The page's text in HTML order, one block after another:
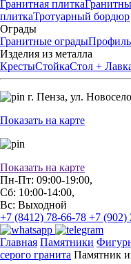
Гранитная плитка
плиткаТротуарный бордюр
Ограды
Гранитные ограды
Изделия из металла
КрестыСтойкаСтол +
г. Пенза, ул.
Показать на карте
Показать на карте
Пн-Пт: 09:00-19:00,
Сб: 10:00-14:00,
Вс: Выходной
+7 (8412) 78-66-78 +7 (902)
Главная Памятники
серого гранита Памятник